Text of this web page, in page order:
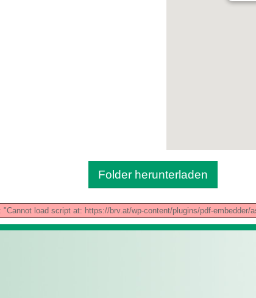
Folder herunterladen
load script at: https://brv.at/wp-content/plugins/pdf-